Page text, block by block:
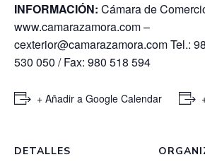
INFORMACIÓN: Cámara de
www.camarazamora.com –
cexterior@camarazamora.com Tel.:
530 050 / Fax: 980 518 594
+ Añadir a Google Calendar
DETALLES